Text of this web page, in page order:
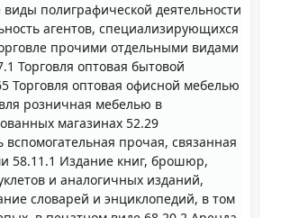
полиграфической деятельности
агентов, специализирующихся
прочими отдельными видами
Торговля оптовая бытовой
Торговля оптовая офисной мебелью
розничная мебелью в
магазинах 52.29
вспомогательная прочая, связанная
58.11.1 Издание книг, брошюр,
и аналогичных изданий,
словарей и энциклопедий, в том